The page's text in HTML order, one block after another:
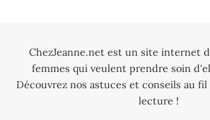
ChezJeanne.net est un site internet
femmes qui veulent prendre soin
Découvrez nos astuces et conseils au
lecture !